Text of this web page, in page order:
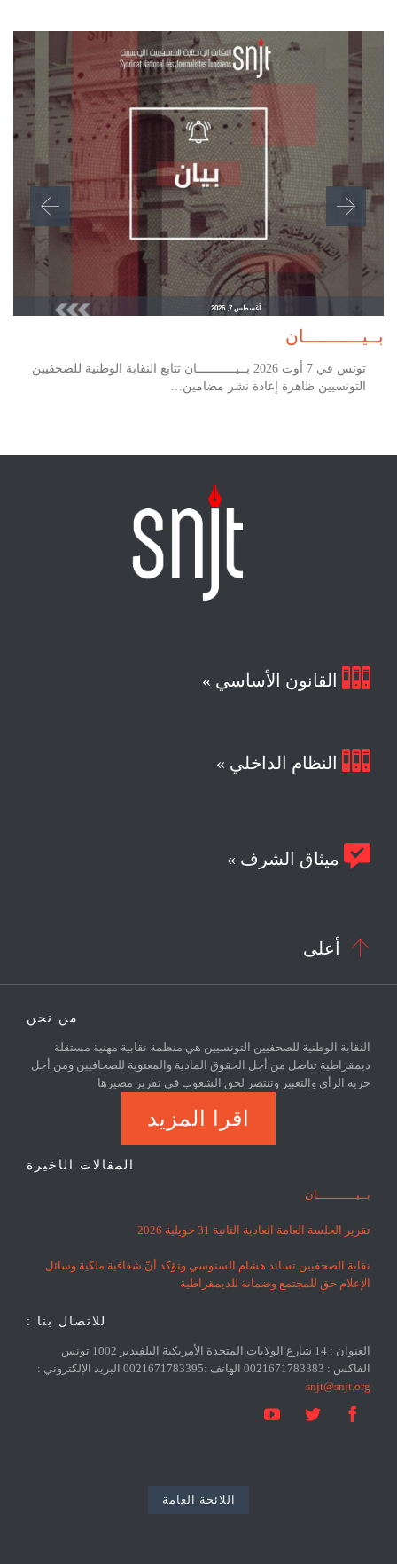
أغسطس 7, 2026
بــيـــــــــــان
تونس في 7 أوت 2026 بــيـــــــــــان تتابع النقابة الوطنية للصحفيين
التونسيين ظاهرة إعادة نشر مضامين…
 القانون الأساسي »
 النظام الداخلي »
 ميثاق الشرف »
 أعلى
من نحن
النقابة الوطنية للصحفيين التونسيين هي منظمة نقابية مهنية مستقلة
ديمقراطية تناضل من أجل الحقوق المادية والمعنوية للصحافيين ومن أجل
حرية الرأي والتعبير وتنتصر لحق الشعوب في تقرير مصيرها
اقرا المزيد
المقالات الأخيرة
بــيـــــــــــان
تقرير الجلسة العامة العادية الثانية 31 جويلية 2026
نقابة الصحفيين تساند هشام السنوسي وتؤكد أنّ شفافية ملكية وسائل
الإعلام حق للمجتمع وضمانة للديمقراطية
للاتصال بنا :
العنوان : 14 شارع الولايات المتحدة الأمريكية البلفيدير 1002 تونس
الفاكس : 0021671783383 الهاتف :0021671783395 البريد الإلكتروني :
snjt@snjt.org



اللائحة العامة